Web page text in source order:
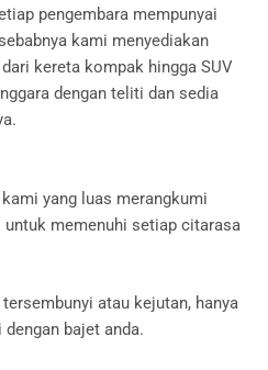
pengembara mempunyai
kami menyediakan
kereta kompak hingga SUV
dengan teliti dan sedia
yang luas merangkumi
memenuhi setiap citarasa
atau kejutan, hanya
bajet anda.